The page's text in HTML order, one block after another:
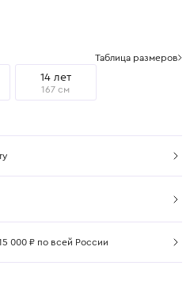
Таблица размеров
14 лет
167 см
000 ₽ по всей России